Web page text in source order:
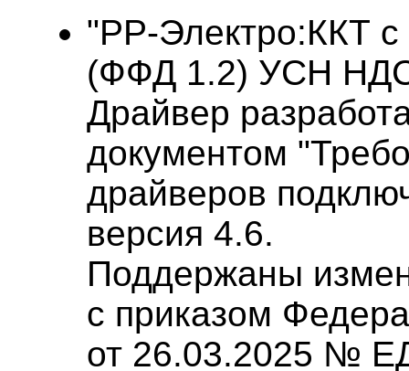
"РР-Электро:ККТ
(ФФД 1.2) УСН
Драйвер
документом
драйверов
версия 4.6.
Поддержаны
с приказом
от 26.03.2025 №